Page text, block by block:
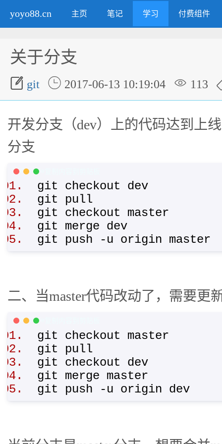
yoyo88.cn 主页 笔记 学习 付费组件
关于分支
 git  2017-06-13 10:19:04  113
开发分支（dev）上的代码达到上
分支
PHP Code
git checkout dev
git pull
git checkout master
git merge dev
git push -u origin
二、当master代码改动了，需要更
PHP Code
git checkout master
git pull
git checkout dev
git merge master
git push -u origin dev